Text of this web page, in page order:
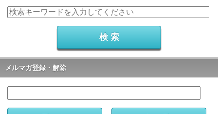
メルマガ登録・解除